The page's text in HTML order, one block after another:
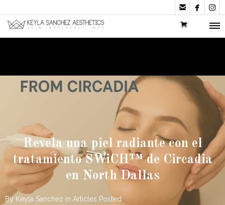
  
Revela una piel radiante con el
tratamiento SWiCH™ de Circadia
en North Dallas
By Keyla Sanchez in Articles Posted